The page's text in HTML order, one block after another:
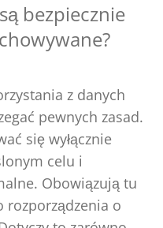
bezpiecznie
z danych
pewnych zasad.
się wyłącznie
celu i
Obowiązują tu
rozporządzenia o